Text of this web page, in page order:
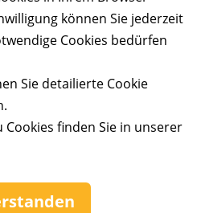
können Sie jederzeit
Cookies bedürfen
Sie detailierte Cookie
finden Sie in unserer